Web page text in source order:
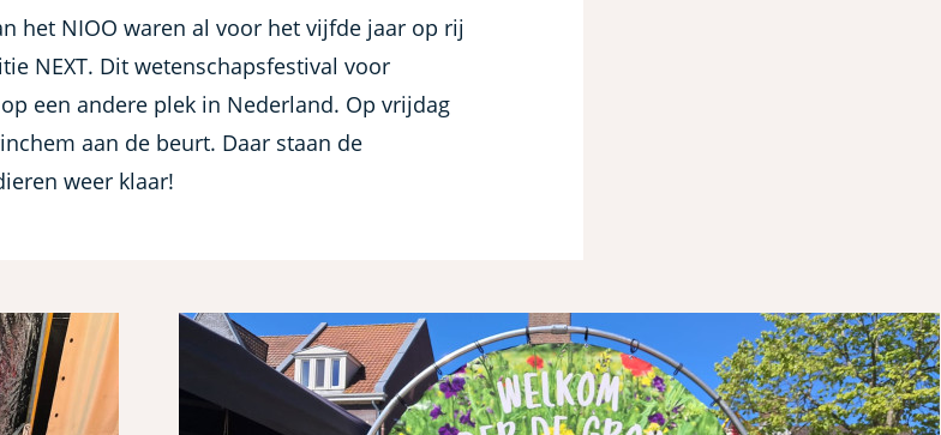
het NIOO waren al voor het vijfde jaar op rij
NEXT. Dit wetenschapsfestival voor
een andere plek in Nederland. Op vrijdag
aan de beurt. Daar staan de
weer klaar!